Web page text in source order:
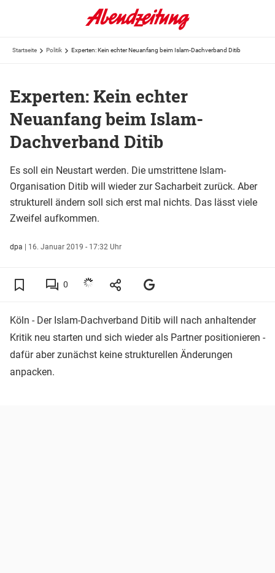
Startseite Politik Experten: Kein echter Neuanfang beim Islam-Dachverband Ditib
Experten: Kein echter
Neuanfang beim Islam-
Dachverband Ditib
Es soll ein Neustart werden. Die umstrittene Islam-
Organisation Ditib will wieder zur Sacharbeit zurück. Aber
strukturell ändern soll sich erst mal nichts. Das lässt viele
Zweifel aufkommen.
dpa | 16. Januar 2019 - 17:32 Uhr
0
Köln - Der Islam-Dachverband Ditib will nach anhaltender
Kritik neu starten und sich wieder als Partner positionieren -
dafür aber zunächst keine strukturellen Änderungen
anpacken.